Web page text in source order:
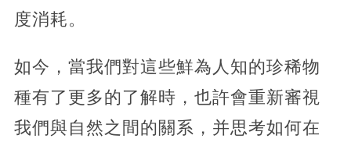
度消耗。
如今，當我們對這些鮮為人知的珍稀物
種有了更多的了解時，也許會重新審視
我們與自然之間的關系，并思考如何在